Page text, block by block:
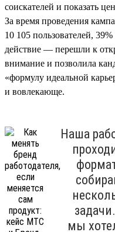
соискателей и показать
За время проведения
10 105 пользователей,
действие — перешли к
внимание и позволила
«формулу идеальной
и вовлекающе.
Наша
мы